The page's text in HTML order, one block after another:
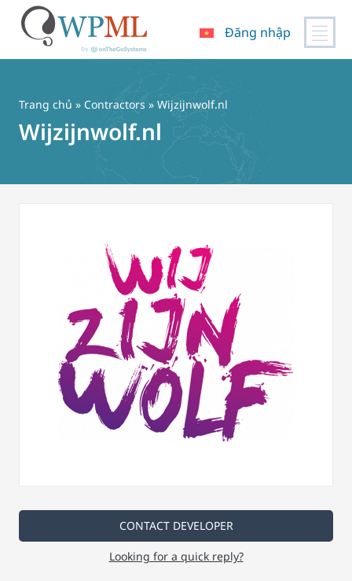
Đăng nhập
Trang chủ » Contractors » Wijzijnwolf.nl
Wijzijnwolf.nl
CONTACT DEVELOPER
Looking for a quick reply?